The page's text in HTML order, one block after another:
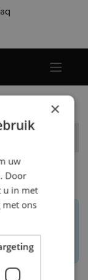
×
uw
Door
u in met
met ons